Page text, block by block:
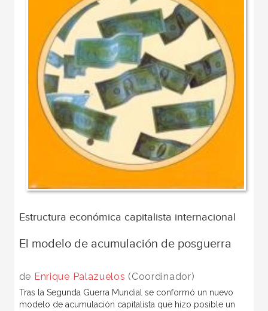
Estructura económica capitalista internacional
El modelo de acumulación de posguerra
de Enrique Palazuelos (Coordinador)
Tras la Segunda Guerra Mundial se conformó un nuevo
modelo de acumulación capitalista que hizo posible un